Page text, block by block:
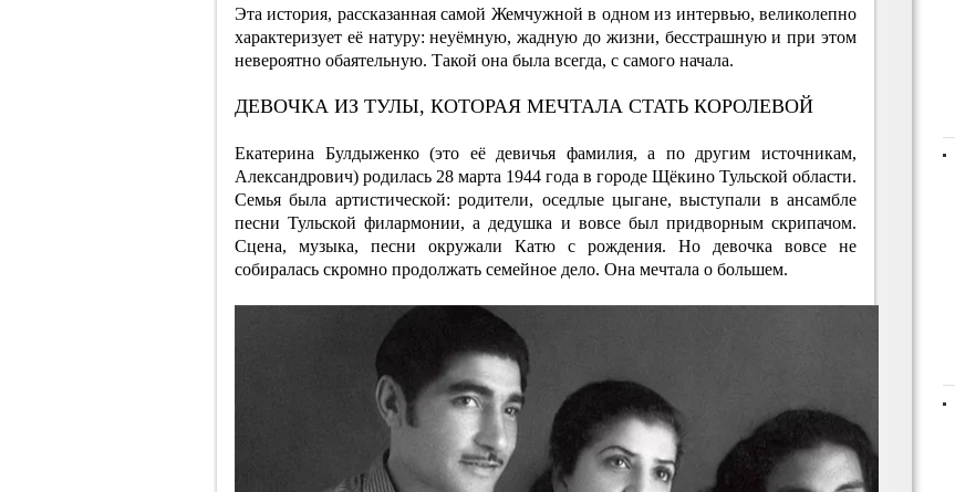
Эта история, рассказанная самой Жемчужной в одном из интервью, великолепно
характеризует её натуру: неуёмную, жадную до жизни, бесстрашную и при этом
невероятно обаятельную. Такой она была всегда, с самого начала.
ДЕВОЧКА ИЗ ТУЛЫ, КОТОРАЯ МЕЧТАЛА СТАТЬ КОРОЛЕВОЙ
Екатерина Булдыженко (это её девичья фамилия, а по другим источникам,
Александрович) родилась 28 марта 1944 года в городе Щёкино Тульской области.
Семья была артистической: родители, оседлые цыгане, выступали в ансамбле
песни Тульской филармонии, а дедушка и вовсе был придворным скрипачом.
Сцена, музыка, песни окружали Катю с рождения. Но девочка вовсе не
собиралась скромно продолжать семейное дело. Она мечтала о большем.